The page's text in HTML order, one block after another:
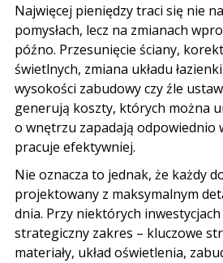
Najwięcej pieniędzy traci się nie
pomysłach, lecz na zmianach
późno. Przesunięcie ściany,
świetlnych, zmiana układu
wysokości zabudowy czy źle
generują koszty, których można
o wnętrzu zapadają odpowiednio
pracuje efektywniej.
Nie oznacza to jednak, że każdy
projektowany z maksymalnym
dnia. Przy niektórych
strategiczny zakres – kluczowe
materiały, układ oświetlenia,